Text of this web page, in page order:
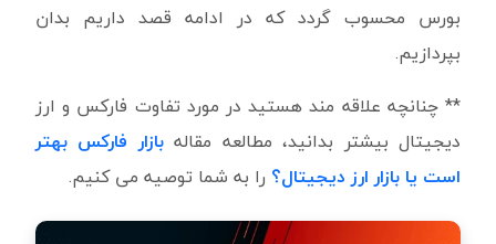
بورس محسوب گردد که در ادامه قصد داریم بدان
بپردازیم.
** چنانچه علاقه مند هستید در مورد تفاوت فارکس و ارز
دیجیتال بیشتر بدانید، مطالعه مقالهبازار فارکس بهتر
است یا بازار ارز دیجیتال؟ را به شما توصیه می کنیم.